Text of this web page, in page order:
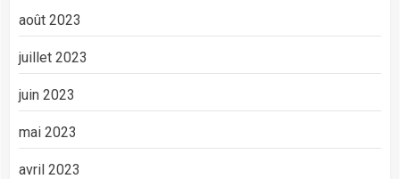
août 2023
juillet 2023
juin 2023
mai 2023
avril 2023